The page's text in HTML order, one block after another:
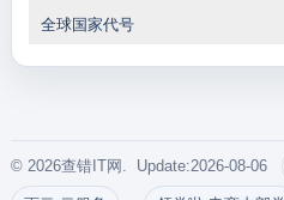
全球国家代号
© 2026查错IT网. Update:2026-08-06